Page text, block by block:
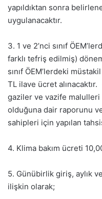
yapıldıktan sonra
uygulanacaktır.
3. 1 ve 2’nci sınıf
farklı tefriş edilmiş)
sınıf ÖEM’lerdeki
TL ilave ücret alınacaktır.
gaziler ve vazife
olduğuna dair raporunu
sahipleri için yapılan
4. Klima bakım ücreti
5. Günübirlik giriş, aylık
ilişkin olarak;